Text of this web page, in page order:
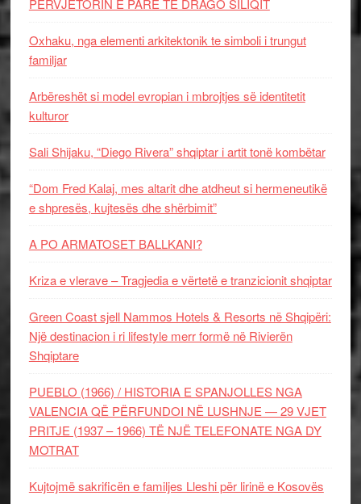
PERVJETORIN E PARE TE DRAGO SILIQIT
Oxhaku, nga elementi arkitektonik te simboli i trungut
familjar
Arbëreshët si model evropian i mbrojtjes së identitetit
kulturor
Sali Shijaku, “Diego Rivera” shqiptar i artit tonë kombëtar
“Dom Fred Kalaj, mes altarit dhe atdheut si hermeneutikë
e shpresës, kujtesës dhe shërbimit”
A PO ARMATOSET BALLKANI?
Kriza e vlerave – Tragjedia e vërtetë e tranzicionit shqiptar
Green Coast sjell Nammos Hotels & Resorts në Shqipëri:
Një destinacion i ri lifestyle merr formë në Rivierën
Shqiptare
PUEBLO (1966) / HISTORIA E SPANJOLLES NGA
VALENCIA QË PËRFUNDOI NË LUSHNJE — 29 VJET
PRITJE (1937 – 1966) TË NJË TELEFONATE NGA DY
MOTRAT
Kujtojmë sakrificën e familjes Lleshi për lirinë e Kosovës